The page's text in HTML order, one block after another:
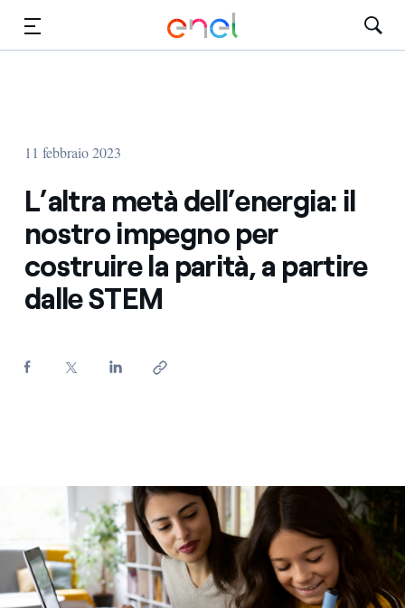
11 febbraio 2023
L’altra metà dell’energia: il
nostro impegno per
costruire la parità, a partire
dalle STEM